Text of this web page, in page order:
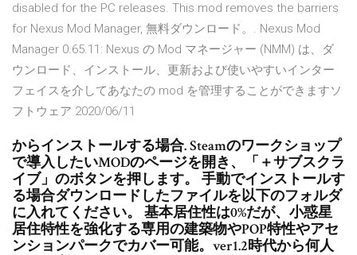
disabled for the PC releases. This mod removes the barriers
for Nexus Mod Manager, 無料ダウンロード。. Nexus Mod
Manager 0.65.11: Nexus の Mod マネージャー (NMM) は、ダ
ウンロード、インストール、更新および使いやすいインター
フェイスを介してあなたの mod を管理することができますソ
フトウェア 2020/06/11
からインストールする場合. Steamのワークショップ
で導入したいMODのページを開き、「＋サブスクラ
イブ」のボタンを押します。 手動でインストールす
る場合ダウンロードしたファイルを以下のフォルダ
に入れてください。 基本居住性は0%だが、小惑星
居住特性を強化する専用の建築物やPOP特性やアセ
ンションパークでカバー可能。ver1.2時代から何人